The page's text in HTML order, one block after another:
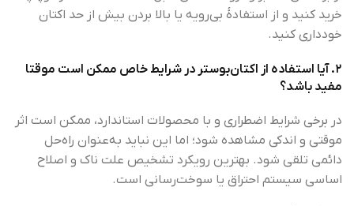
خرید کنید و از استفادهٔ بی‌رویه یا بالا بردن بیش از حد اکتان
خودداری کنید.
۲. آیا استفاده از اکتان‌بوستر در شرایط خاص ممکن است موقتا
مفید باشد؟
در برخی شرایط اضطراری و با محصولات استاندارد، ممکن است اثر
موقتی و اندکی مشاهده شود؛ اما این نباید به‌عنوان راه‌حل
دائمی تلقی شود. بهترین رویکرد تشخیص علت ناک و اصلاح
اساسی سیستم احتراق یا سوخت‌رسانی است.